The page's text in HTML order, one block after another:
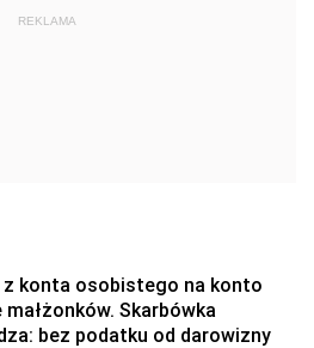
REKLAMA
z konta osobistego na konto
Skarbówka
bez podatku od darowizny